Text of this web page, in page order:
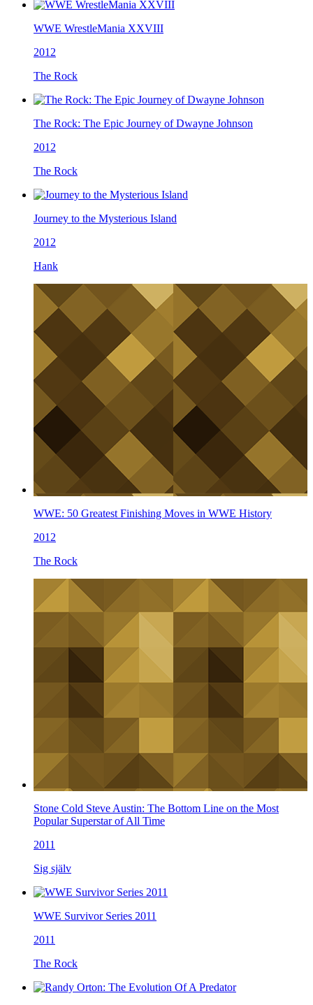
WWE WrestleMania XXVIII
2012
The Rock
The Rock: The Epic Journey of Dwayne Johnson
2012
The Rock
Journey to the Mysterious Island
2012
Hank
WWE: 50 Greatest Finishing Moves in WWE History
2012
The Rock
Stone Cold Steve Austin: The Bottom Line on the Most
Popular Superstar of All Time
2011
Sig själv
WWE Survivor Series 2011
2011
The Rock